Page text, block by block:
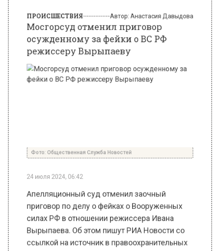
24 июля 2024, 06:42
приговор по делу о фейках о Вооруженных
силах РФ в отношении режиссера Ивана
Вырыпаева. Об этом пишут РИА Новости со
ссылкой на источник в правоохранительных
органах.